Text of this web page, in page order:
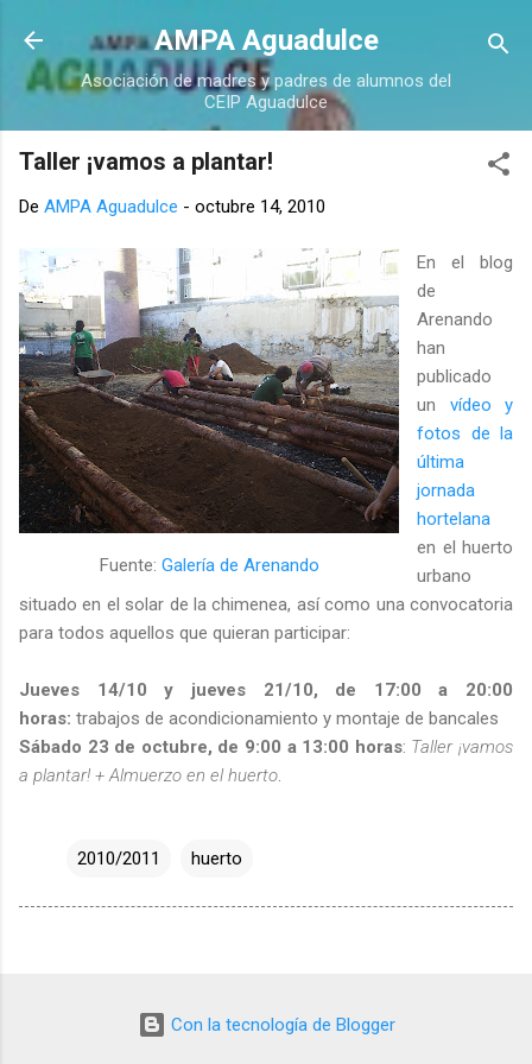
Ir al contenido principal
AMPA Aguadulce
Asociación de madres y padres de alumnos del
CEIP Aguadulce
Taller ¡vamos a plantar!
De AMPA Aguadulce - octubre 14, 2010
Fuente: Galería de Arenando
En el blog
de
Arenando
han
publicado
un vídeo y
fotos de la
última
jornada
hortelana
en el huerto
urbano
situado en el solar de la chimenea, así como una convocatoria
para todos aquellos que quieran participar:
Jueves 14/10 y jueves 21/10, de 17:00 a 20:00
horas: trabajos de acondicionamiento y montaje de bancales
Sábado 23 de octubre, de 9:00 a 13:00 horas: Taller ¡vamos
a plantar! + Almuerzo en el huerto
2010/2011 huerto
Con la tecnología de Blogger